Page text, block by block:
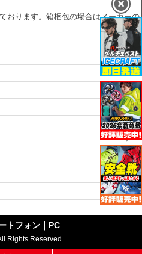
おります。箱梱包の場合はメーカーの
トフォン｜ PC
Rights Reserved.